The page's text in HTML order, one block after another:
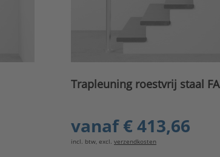
Trapleuning roestvrij staal FA
vanaf€ 413,66
incl. btw, excl. verzendkosten